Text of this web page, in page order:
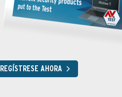
REGÍSTRESE AHORA